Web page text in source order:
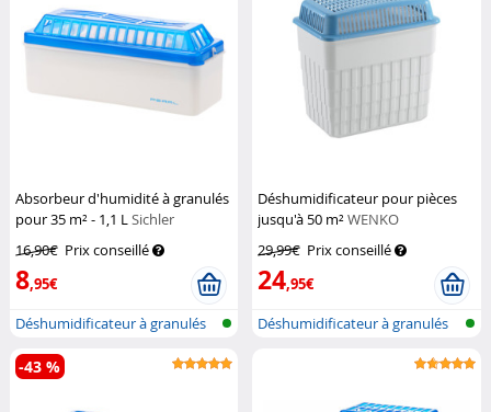
Absorbeur d'humidité à granulés
pour 35 m² - 1,1 LSichler
16,90€ Prix conseillé
8,95€
Déshumidificateur à granulés
rechar...
Déshumidificateur pour pièces
jusqu'à 50 m²WENKO
29,99€ Prix conseillé
24,95€
Déshumidificateur à granulés
-43 %